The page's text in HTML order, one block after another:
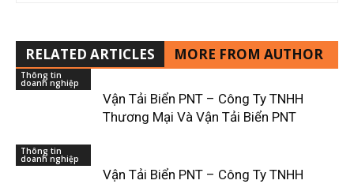
RELATED ARTICLES MORE FROM AUTHOR
Thông tin
doanh nghiệp
Vận Tải Biển PNT – Công Ty TNHH
Thương Mại Và Vận Tải Biển PNT
Thông tin
doanh nghiệp
Vận Tải Biển PNT – Công Ty TNHH